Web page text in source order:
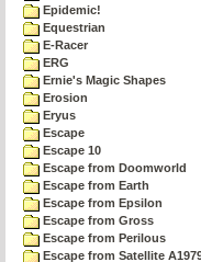
Epidemic!
Equestrian
E-Racer
ERG
Ernie's Magic Shapes
Erosion
Eryus
Escape
Escape 10
Escape from Doomworld
Escape from Earth
Escape from Epsilon
Escape from Gross
Escape from Perilous
Escape from Satellite